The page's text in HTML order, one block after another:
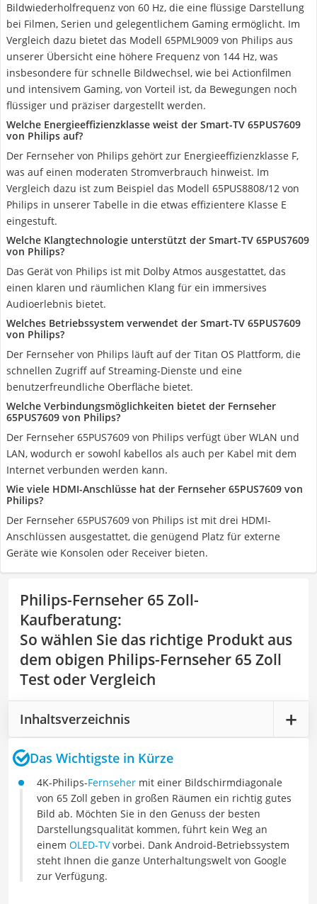
Bildwiederholfrequenz von 60 Hz, die eine flüssige Darstellung
bei Filmen, Serien und gelegentlichem Gaming ermöglicht. Im
Vergleich dazu bietet das Modell 65PML9009 von Philips aus
unserer Übersicht eine höhere Frequenz von 144 Hz, was
insbesondere für schnelle Bildwechsel, wie bei Actionfilmen
und intensivem Gaming, von Vorteil ist, da Bewegungen noch
flüssiger und präziser dargestellt werden.
Welche Energieeffizienzklasse weist der Smart-TV 65PUS7609
von Philips auf?
Der Fernseher von Philips gehört zur Energieeffizienzklasse F,
was auf einen moderaten Stromverbrauch hinweist. Im
Vergleich dazu ist zum Beispiel das Modell 65PUS8808/12 von
Philips in unserer Tabelle in die etwas effizientere Klasse E
eingestuft.
Welche Klangtechnologie unterstützt der Smart-TV 65PUS7609
von Philips?
Das Gerät von Philips ist mit Dolby Atmos ausgestattet, das
einen klaren und räumlichen Klang für ein immersives
Audioerlebnis bietet.
Welches Betriebssystem verwendet der Smart-TV 65PUS7609
von Philips?
Der Fernseher von Philips läuft auf der Titan OS Plattform, die
schnellen Zugriff auf Streaming-Dienste und eine
benutzerfreundliche Oberfläche bietet.
Welche Verbindungsmöglichkeiten bietet der Fernseher
65PUS7609 von Philips?
Der Fernseher 65PUS7609 von Philips verfügt über WLAN und
LAN, wodurch er sowohl kabellos als auch per Kabel mit dem
Internet verbunden werden kann.
Wie viele HDMI-Anschlüsse hat der Fernseher 65PUS7609 von
Philips?
Der Fernseher 65PUS7609 von Philips ist mit drei HDMI-
Anschlüssen ausgestattet, die genügend Platz für externe
Geräte wie Konsolen oder Receiver bieten.
Philips-Fernseher 65 Zoll-
Kaufberatung:
So wählen Sie das richtige Produkt aus
dem obigen Philips-Fernseher 65 Zoll
Test oder Vergleich
Inhaltsverzeichnis
Das Wichtigste in Kürze
4K-Philips-Fernseher mit einer Bildschirmdiagonale
von 65 Zoll geben in großen Räumen ein richtig gutes
Bild ab. Möchten Sie in den Genuss der besten
Darstellungsqualität kommen, führt kein Weg an
einem OLED-TVvorbei. Dank Android-Betriebssystem
steht Ihnen die ganze Unterhaltungswelt von Google
zur Verfügung.